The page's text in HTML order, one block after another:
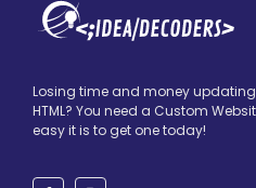
Losing time and money updating
HTML? You need a Custom
easy it is to get one today!